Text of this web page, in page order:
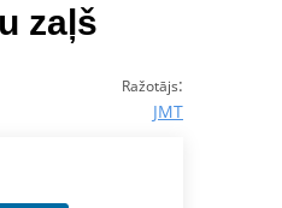
zaļš
Ražotājs:
JMT